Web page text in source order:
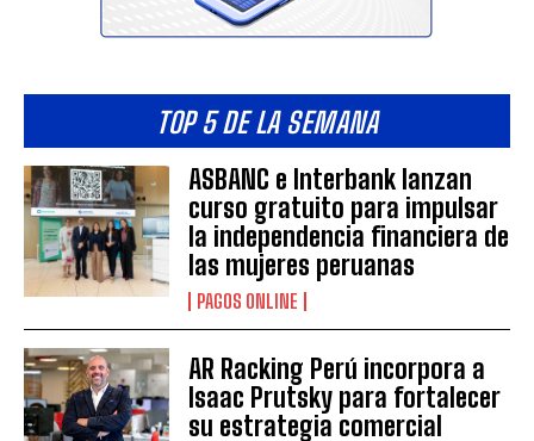
TOP 5 DE LA SEMANA
ASBANC e Interbank lanzan
curso gratuito para impulsar
la independencia financiera de
las mujeres peruanas
PAGOS ONLINE
AR Racking Perú incorpora a
Isaac Prutsky para fortalecer
su estrategia comercial